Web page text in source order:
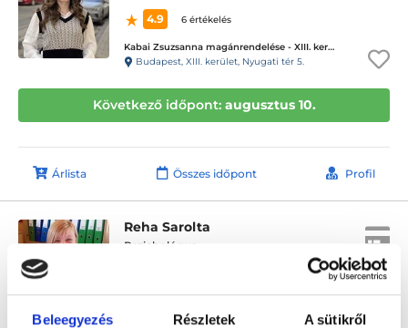
Beleegyezés Részletek A sütikről
4.9
6 értékelés
Kabai Zsuzsanna magánrendelése - XIII. kerület
Budapest, XIII. kerület, Nyugati tér 5.
Következő időpont: augusztus 10.
Árlista Összes időpont Profil
Reha Sarolta
Pszichológus
Reha Sarolta Magánrendelése
Budapest, V. kerület, Duna utca 3. 2.em. 6.a. 29-es kapucsengő